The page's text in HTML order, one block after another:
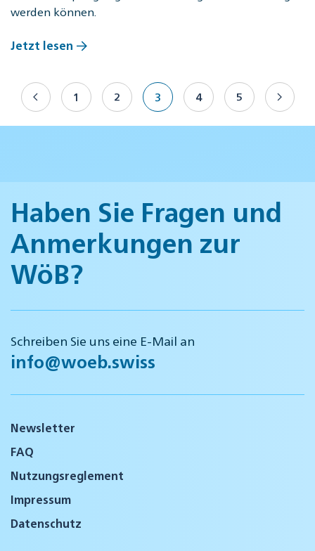
werden können.
Jetzt lesen
1 2 3 4 5
Haben Sie Fragen und
Anmerkungen zur
WöB?
Schreiben Sie uns eine E-Mail an
info@woeb.swiss
Newsletter
FAQ
Nutzungsreglement
Impressum
Datenschutz